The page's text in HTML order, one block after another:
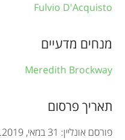
o
r
a
t
i
Fulvio D'Acquisto
מנחים מדעיים
Meredith Brockway
תאריך פרסום
פורסם אונליין: 31 במאי, 2019.